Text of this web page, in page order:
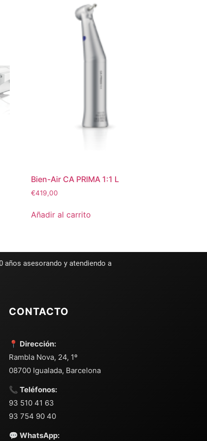
Bien-Air CA PRIMA 1:1 L
€419,00
Añadir al carrito
años asesorando y atendiendo a
CONTACTO
📍 Dirección:
Rambla Nova, 24, 1º
08700 Igualada, Barcelona
📞 Teléfonos:
93 510 41 63
93 754 90 40
💬 WhatsApp: